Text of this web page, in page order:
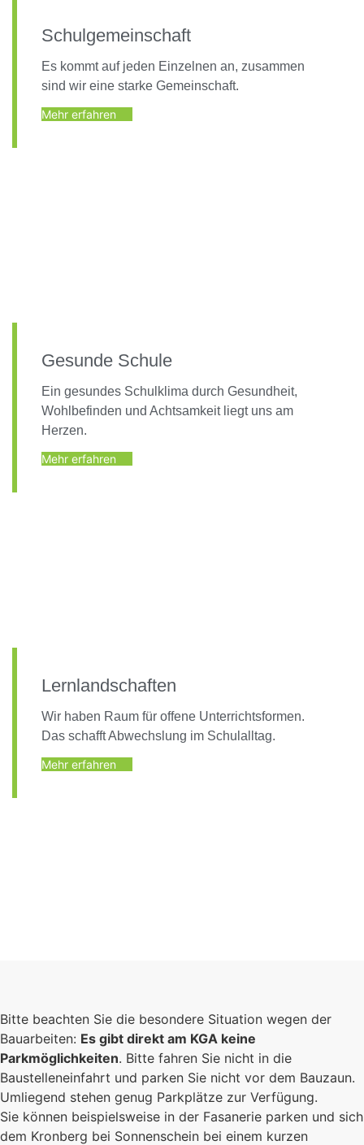
Schulgemeinschaft
Es kommt auf jeden Einzelnen an, zusammen
sind wir eine starke Gemeinschaft.
Mehr erfahren
Gesunde Schule
Ein gesundes Schulklima durch Gesundheit,
Wohlbefinden und Achtsamkeit liegt uns am
Herzen.
Mehr erfahren
Lernlandschaften
Wir haben Raum für offene Unterrichtsformen.
Das schafft Abwechslung im Schulalltag.
Mehr erfahren
Bitte beachten Sie die besondere Situation wegen der
Bauarbeiten: Es gibt direkt am KGA keine
Parkmöglichkeiten. Bitte fahren Sie nicht in die
Baustelleneinfahrt und parken Sie nicht vor dem Bauzaun.
Umliegend stehen genug Parkplätze zur Verfügung.
Sie können beispielsweise in der Fasanerie parken und sich
dem Kronberg bei Sonnenschein bei einem kurzen